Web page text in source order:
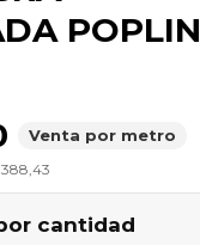
POPLIN
Venta por metro
cantidad